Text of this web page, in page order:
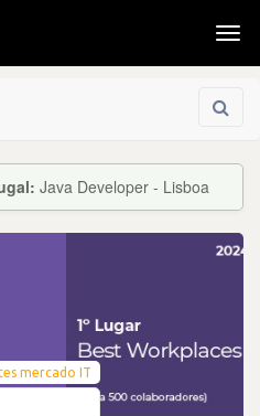
Java Developer - Lisboa
mercado IT